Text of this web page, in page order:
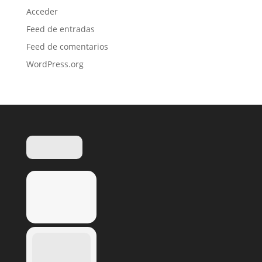
Acceder
Feed de entradas
Feed de comentarios
WordPress.org